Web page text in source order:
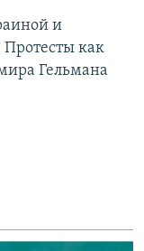
и
как
Гельмана